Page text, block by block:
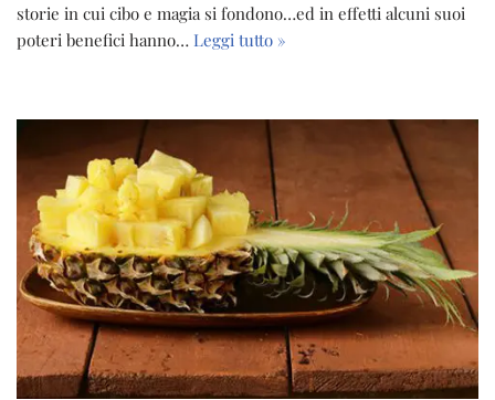
storie in cui cibo e magia si fondono…ed in effetti alcuni suoi
poteri benefici hanno… Leggi tutto »